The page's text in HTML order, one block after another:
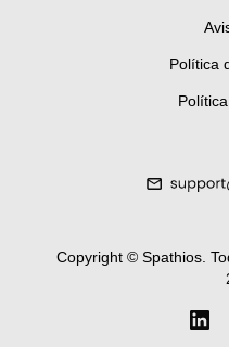
Política
Copyright © Spathios.